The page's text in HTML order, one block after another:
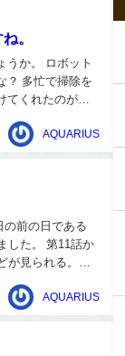
。
うか。 ロボット
？ 多忙で掃除を
くれたのがロ
AQUARIUS
の前の日である
した。 第11話か
が見られる。メ
AQUARIUS